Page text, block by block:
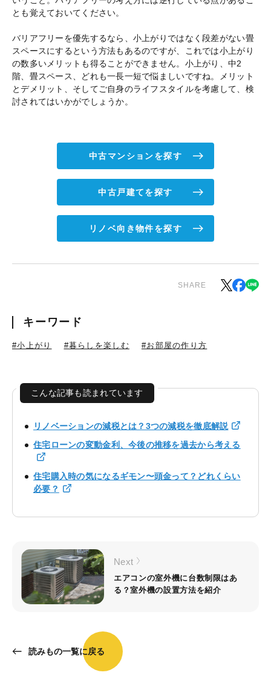
とも覚えておいてください。
バリアフリーを優先するなら、小上がりではなく段差がない畳
スペースにするという方法もあるのですが、これでは小上がり
の数多いメリットも得ることができません。小上がり、中2
階、畳スペース、どれも一長一短で悩ましいですね。メリット
とデメリット、そしてご自身のライフスタイルを考慮して、検
討されてはいかがでしょうか。
中古マンションを探す
中古戸建てを探す
リノベ向き物件を探す
SHARE
キーワード
#小上がり #暮らしを楽しむ #お部屋の作り方
こんな記事も読まれています
リノベーションの減税とは？3つの減税を徹底解説
住宅ローンの変動金利、今後の推移を過去から考える
住宅購入時の気になるギモン〜頭金って？どれくらい
必要？
読みもの一覧に戻る
Next
エアコンの室外機に台数制限はあ
る？室外機の設置方法を紹介